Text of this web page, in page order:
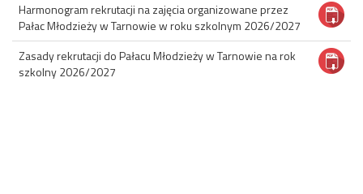
Harmonogram rekrutacji na zajęcia organizowane przez
Pałac Młodzieży w Tarnowie w roku szkolnym 2026/2027
Zasady rekrutacji do Pałacu Młodzieży w Tarnowie na rok
szkolny 2026/2027